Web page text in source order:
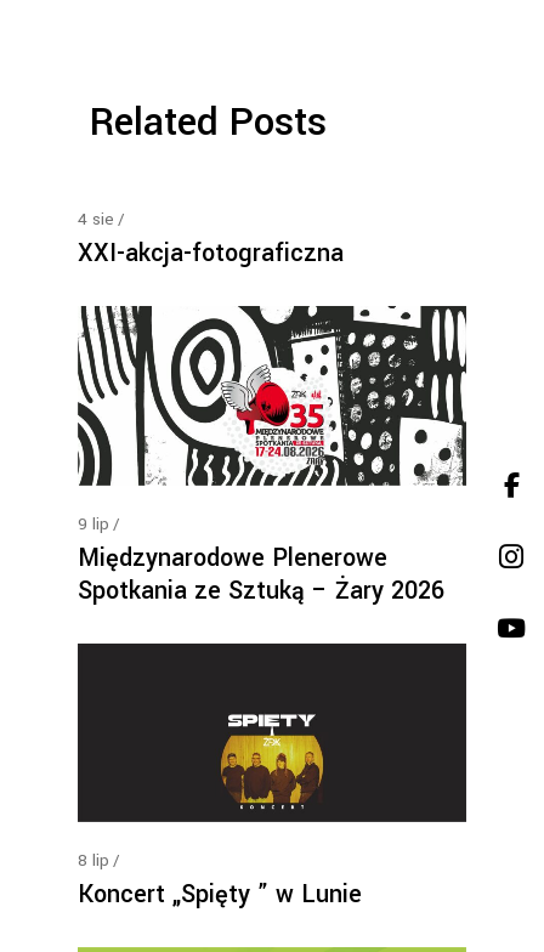
Related Posts
4 sie
XXI-akcja-fotograficzna
9 lip
Międzynarodowe Plenerowe
Spotkania ze Sztuką – Żary 2026
8 lip
Koncert „Spięty ” w Lunie